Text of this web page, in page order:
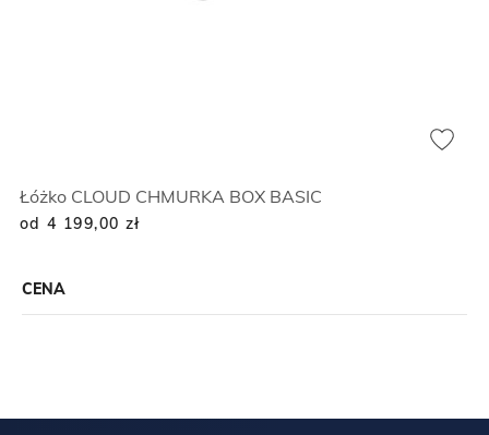
CENA
Łóżko CLOUD CHMURKA BOX BASIC
od 4 199,00 zł